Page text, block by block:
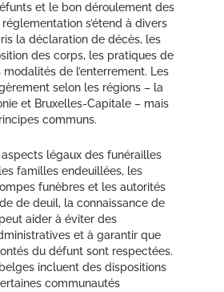
et le bon déroulement des
s’étend à divers
la déclaration de décès, les
des corps, les pratiques de
de l’enterrement. Les
selon les régions – la
et Bruxelles-Capitale – mais
communs.
légaux des funérailles
familles endeuillées, les
funèbres et les autorités
de deuil, la connaissance de
aider à éviter des
et à garantir que
du défunt sont respectées.
incluent des dispositions
communautés